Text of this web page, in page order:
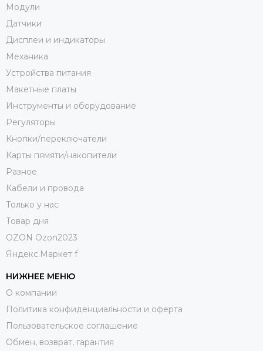
Модули
Датчики
Дисплеи и индикаторы
Механика
Устройства питания
Макетные платы
Инструменты и оборудование
Регуляторы
Кнопки/переключатели
Карты пямяти/накопители
Разное
Кабели и провода
Только у нас
Товар дня
OZON Ozon2023
Яндекс.Маркет f
НИЖНЕЕ МЕНЮ
О компании
Политика конфиденциальности и оферта
Пользовательское соглашение
Обмен, возврат, гарантия